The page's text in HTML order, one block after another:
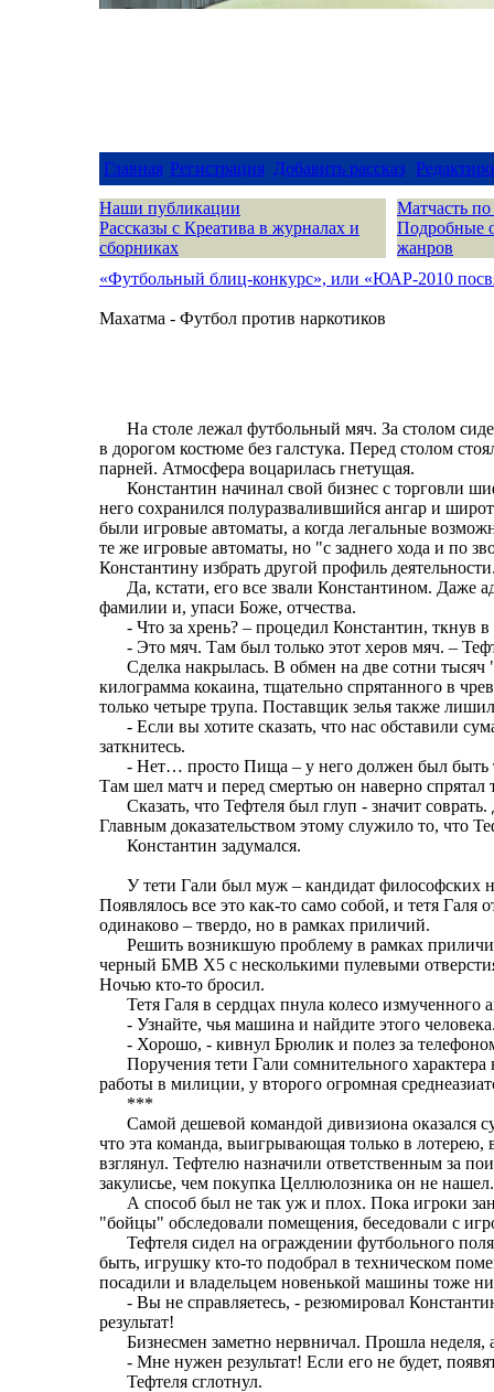
Главная Регистрация Добавить рассказ
Наши публикации
Рассказы с Креатива в журналах и
сборниках
Матчасть
Подробные
жанров
«Футбольный блиц-конкурс», или «ЮАР-2010
Махатма - Футбол против наркотиков
На столе лежал футбольный мяч. За столом
в дорогом костюме без галстука. Перед столом
парней. Атмосфера воцарилась гнетущая.
Константин начинал свой бизнес с торговли
него сохранился полуразвалившийся ангар и
были игровые автоматы, а когда легальные
те же игровые автоматы, но "с заднего хода и по
Константину избрать другой профиль
Да, кстати, его все звали Константином. Даже
фамилии и, упаси Боже, отчества.
- Что за хрень? – процедил Константин, ткнув
- Это мяч. Там был только этот херов мяч. –
Сделка накрылась. В обмен на две сотни
килограмма кокаина, тщательно спрятанного в
только четыре трупа. Поставщик зелья также
- Если вы хотите сказать, что нас обставили
заткнитесь.
- Нет… просто Пища – у него должен был быть
Там шел матч и перед смертью он наверно
Сказать, что Тефтеля был глуп - значит
Главным доказательством этому служило то, что
Константин задумался.
У тети Гали был муж – кандидат философских
Появлялось все это как-то само собой, и тетя
одинаково – твердо, но в рамках приличий.
Решить возникшую проблему в рамках
черный БМВ Х5 с несколькими пулевыми
Ночью кто-то бросил.
Тетя Галя в сердцах пнула колесо
- Узнайте, чья машина и найдите этого
- Хорошо, - кивнул Брюлик и полез за
Поручения тети Гали сомнительного
работы в милиции, у второго огромная
***
Самой дешевой командой дивизиона
что эта команда, выигрывающая только в
взглянул. Тефтелю назначили ответственным за
закулисье, чем покупка Целлюлозника он не
А способ был не так уж и плох. Пока игроки
"бойцы" обследовали помещения, беседовали с
Тефтеля сидел на ограждении футбольного
быть, игрушку кто-то подобрал в техническом
посадили и владельцем новенькой машины тоже
- Вы не справляетесь, - резюмировал
результат!
Бизнесмен заметно нервничал. Прошла
- Мне нужен результат! Если его не будет,
Тефтеля сглотнул.